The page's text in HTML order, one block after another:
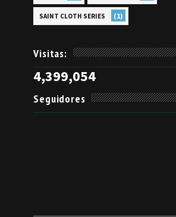
SAINT CLOTH SERIES (1)
Visitas:
4,399,054
Seguidores